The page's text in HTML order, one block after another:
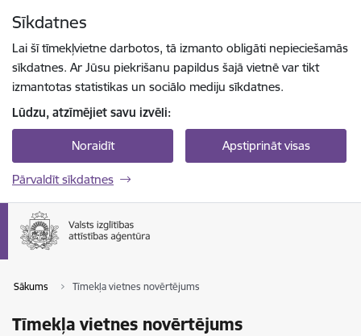
Sīkdatnes
Lai šī tīmekļvietne darbotos, tā izmanto obligāti nepieciešamās
sīkdatnes. Ar Jūsu piekrišanu papildus šajā vietnē var tikt
izmantotas statistikas un sociālo mediju sīkdatnes.
Lūdzu, atzīmējiet savu izvēli:
Noraidīt Apstiprināt visas
Pārvaldīt sīkdatnes
Sākums Tīmekļa vietnes novērtējums
Tīmekļa vietnes novērtējums